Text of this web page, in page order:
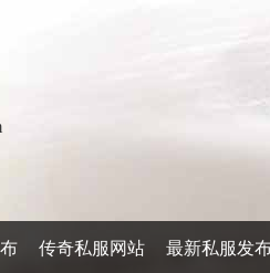
传奇私服网站 最新私服发